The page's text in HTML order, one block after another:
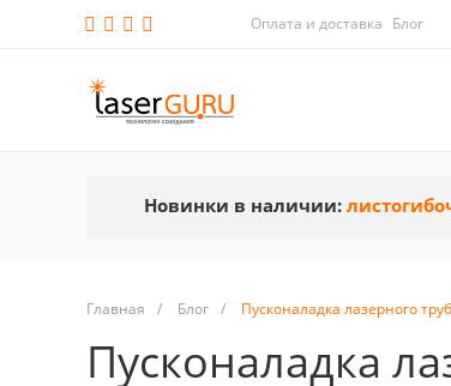
Оплата и доставка Блог
Новинки в наличии:
Главная / Блог / Пусконаладка лазерного
Пусконаладка